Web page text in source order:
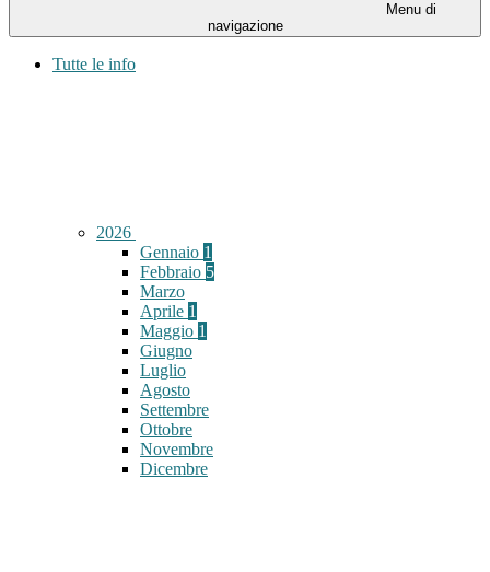
Menu di
navigazione
Tutte le info
2026
Gennaio 1
Febbraio 5
Marzo
Aprile 1
Maggio 1
Giugno
Luglio
Agosto
Settembre
Ottobre
Novembre
Dicembre